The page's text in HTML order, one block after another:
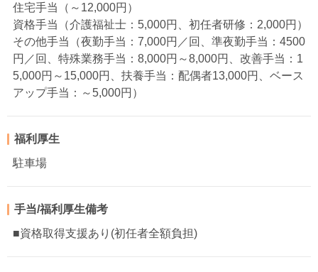
住宅手当（～12,000円）
資格手当（介護福祉士：5,000円、初任者研修：2,000円）
その他手当（夜勤手当：7,000円／回、準夜勤手当：4500
円／回、特殊業務手当：8,000円～8,000円、改善手当：1
5,000円～15,000円、扶養手当：配偶者13,000円、ベース
アップ手当：～5,000円）
福利厚生
駐車場
手当/福利厚生備考
■資格取得支援あり(初任者全額負担)